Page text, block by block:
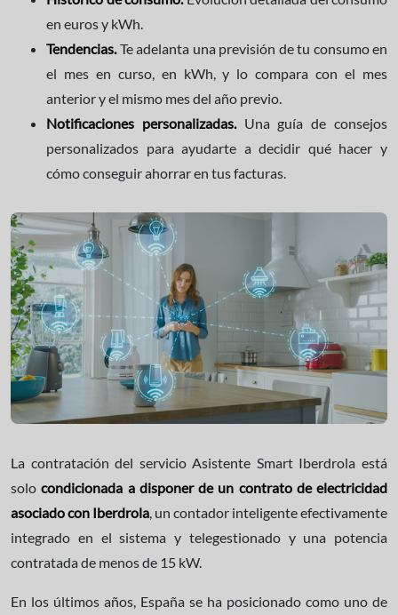
en euros y kWh.
Tendencias. Te adelanta una previsión de tu consumo en
el mes en curso, en kWh, y lo compara con el mes
anterior y el mismo mes del año previo.
Notificaciones personalizadas.Una guía de consejos
personalizados para ayudarte a decidir qué hacer y
cómo conseguir ahorrar en tus facturas.
La contratación del servicio Asistente Smart Iberdrola está
solocondicionada a disponer de un contrato de electricidad
asociado con Iberdrola, un contador inteligente efectivamente
integrado en el sistema y telegestionado y una potencia
contratada de menos de 15 kW.
En los últimos años, España se ha posicionado como uno de